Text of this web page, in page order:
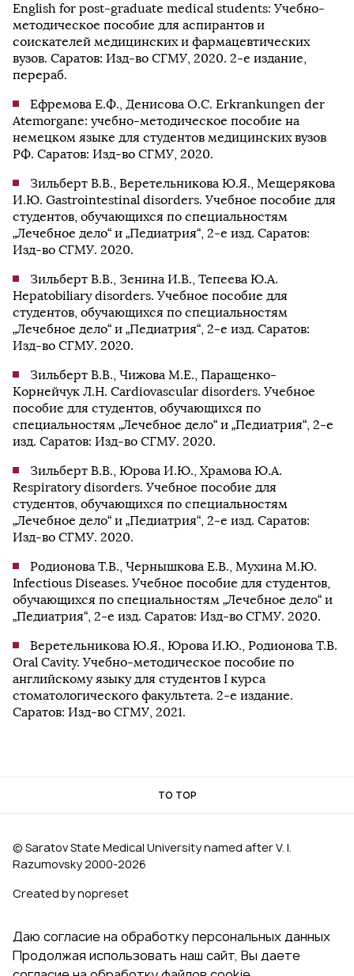
English for post-graduate medical students: Учебно-
методическое пособие для аспирантов и
соискателей медицинских и фармацевтических
вузов. Саратов: Изд-во СГМУ, 2020. 2-е издание,
перераб.
Ефремова Е.Ф., Денисова О.С. Erkrankungen der
Atemorgane: учебно-методическое пособие на
немецком языке для студентов медицинских вузов
РФ. Саратов: Изд-во СГМУ, 2020.
Зильберт В.В., Веретельникова Ю.Я., Мещерякова
И.Ю. Gastrointestinal disorders. Учебное пособие для
студентов, обучающихся по специальностям
„Лечебное дело“ и „Педиатрия“, 2-е изд. Саратов:
Изд-во СГМУ. 2020.
Зильберт В.В., Зенина И.В., Тепеева Ю.А.
Hepatobiliary disorders. Учебное пособие для
студентов, обучающихся по специальностям
„Лечебное дело“ и „Педиатрия“, 2-е изд. Саратов:
Изд-во СГМУ. 2020.
Зильберт В.В., Чижова М.Е., Паращенко-
Корнейчук Л.Н. Cardiovascular disorders. Учебное
пособие для студентов, обучающихся по
специальностям „Лечебное дело“ и „Педиатрия“, 2-е
изд. Саратов: Изд-во СГМУ. 2020.
Зильберт В.В., Юрова И.Ю., Храмова Ю.А.
Respiratory disorders. Учебное пособие для
студентов, обучающихся по специальностям
„Лечебное дело“ и „Педиатрия“, 2-е изд. Саратов:
Изд-во СГМУ. 2020.
Родионова Т.В., Чернышкова Е.В., Мухина М.Ю.
Infectious Diseases. Учебное пособие для студентов,
обучающихся по специальностям „Лечебное дело“ и
„Педиатрия“, 2-е изд. Саратов: Изд-во СГМУ. 2020.
Веретельникова Ю.Я., Юрова И.Ю., Родионова Т.В.
Oral Cavity. Учебно-методическое пособие по
английскому языку для студентов I курса
стоматологического факультета. 2-е издание.
Саратов: Изд-во СГМУ, 2021.
TO TOP
© Saratov State Medical University named after V. I.
Razumovsky 2000‑2026
Created by nopreset
Даю согласие на обработку персональных данных
Продолжая использовать наш сайт, Вы даете